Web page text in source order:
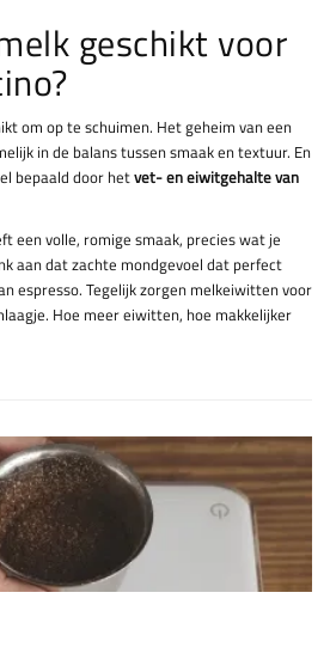
geschikt voor
om op te schuimen. Het geheim van een
in de balans tussen smaak en textuur. En
bepaald door hetvet- en eiwitgehalte van
een volle, romige smaak, precies wat je
aan dat zachte mondgevoel dat perfect
espresso. Tegelijk zorgen melkeiwitten voor
Hoe meer eiwitten, hoe makkelijker